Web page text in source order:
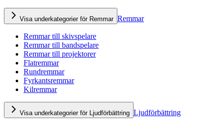
Visa underkategorier för Remmar Remmar
Remmar till skivspelare
Remmar till bandspelare
Remmar till projektorer
Flatremmar
Rundremmar
Fyrkantsremmar
Kilremmar
Visa underkategorier för Ljudförbättring Ljudförbättring